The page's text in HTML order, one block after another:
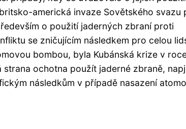
americká invaze Sovětského svazu
o použití jaderných zbraní proti
se zničujícím následkem pro celou
bombou, byla Kubánská krize v
strana ochotna použít jaderné zbraně,
následkům v případě nasazení